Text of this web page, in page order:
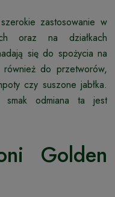
zastosowanie w
oraz na działkach
się do spożycia na
do przetworów,
czy suszone jabłka.
smak odmiana ta jest
Golden